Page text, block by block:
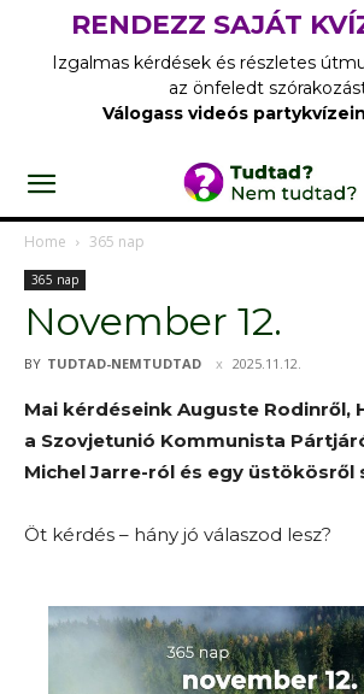
RENDEZZ SAJÁT
Izgalmas kérdések és részletes
az önfeledt
Válogass videós
Home 365 nap
365 nap
November 12.
BY TUDTAD-NEMTUDTAD 2025.11.12.
Mai kérdéseink Auguste Rodinről,
a Szovjetunió Kommunista
Michel Jarre-ról és egy üstökösről
Öt kérdés – hány jó válaszod lesz?